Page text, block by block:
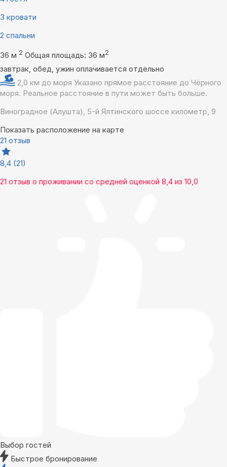
3 кровати
2 спальни
36 м 2 Общая площадь: 36 м2
завтрак, обед, ужин оплачивается отдельно
2,0 км до моря Указано прямое расстояние до Чёрного
моря. Реальное расстояние в пути может быть больше.
Виноградное (Алушта), 5-й Ялтинского шоссе километр, 9
Показать расположение на карте
21 отзыв
8,4 (21)
21 отзыв о проживании со средней оценкой 8,4 из 10,0
Выбор гостей
Быстрое бронирование